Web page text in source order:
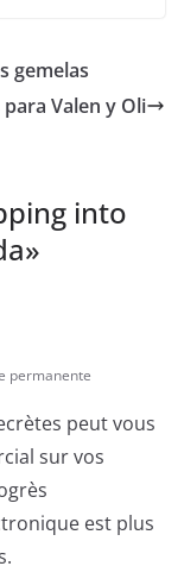
gemelas
para Valen y Oli
into
»
permanente
peut vous
sur vos
est plus